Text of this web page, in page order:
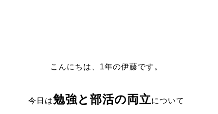
こんにちは、1年の伊藤です。
今日は勉強と部活の両立について